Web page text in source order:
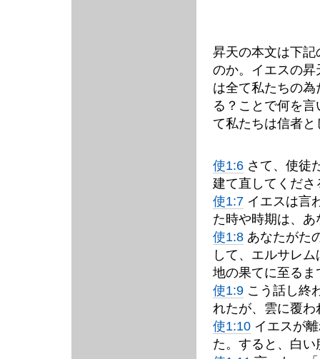
昇天の本文は下
のか。イエスの
は全て私たちの
る？ことで何を
て私たちは信者
使1:6 さて、使徒
建て直してくだ
使1:7 イエスは言
た時や時期は、
使1:8 あなたがた
して、エルサレ
地の果てに至る
使1:9 こう話し終
れたが、雲に覆
使1:10 イエスが
た。すると、白